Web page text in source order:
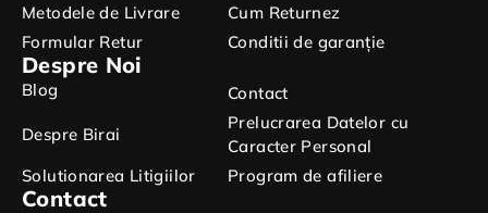
Metodele de Livrare
Cum Returnez
Formular Retur
Conditii de garanție
Despre Noi
Blog
Contact
Despre Birai
Prelucrarea Datelor cu
Caracter Personal
Solutionarea Litigiilor
Program de afiliere
Contact